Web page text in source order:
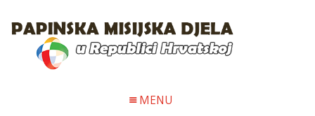
MENU